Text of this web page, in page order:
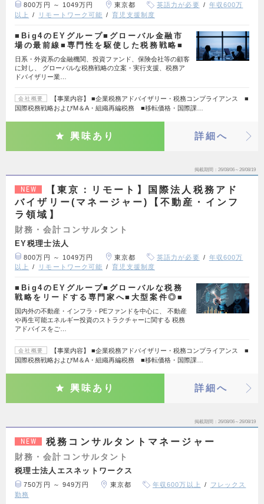
800万円 ～ 1049万円 東京都 英語力が必要
年収600万
以上
リモートワーク可能 育児支援制度
■Big4のEYグループ■グローバル金融市
場の最前線■専門性を駆使した税務戦略■
日系・外資系の金融機関、投資ファンド、保険会社等の顧客
に対し、 グローバルな税務戦略の立案・実行支援、税務ア
ドバイザリー業…
会社概要
【事業内容】 ■企業税務アドバイザリー・税務コンプライアンス ■
国際税務戦略およびM＆A・組織再編税務 ■移転価格・国際課…
興味あり 詳細へ
掲載期間 26/08/06～26/08/19
NEW
【東京：リモート】国際法人税務アド
バイザリー(マネージャー)【不動産・インフ
ラ領域】
財務・会計コンサルタント
EY税理士法人
800万円 ～ 1049万円 東京都 英語力が必要
年収600万
以上
リモートワーク可能 育児支援制度
■Big4のEYグループ■グローバルな税務
戦略をリードする専門家へ■大型案件◎■
国内外の不動産・インフラ・PEファンドを中心に、 不動産
や再生可能エネルギー投資のストラクチャーに関する 税務
アドバイスをご…
会社概要
【事業内容】 ■企業税務アドバイザリー・税務コンプライアンス ■
国際税務戦略およびM＆A・組織再編税務 ■移転価格・国際課…
興味あり 詳細へ
掲載期間 26/08/06～26/08/19
NEW 税務コンサルタントマネージャー
財務・会計コンサルタント
税理士法人エスネットワークス
750万円 ～ 949万円 東京都 年収600万以上
フレックス
勤務